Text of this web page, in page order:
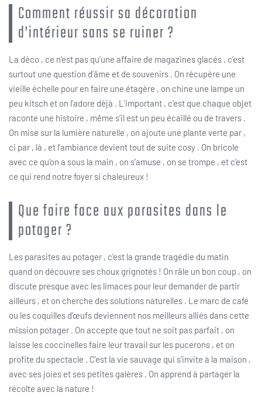
Comment réussir sa décoration
d’intérieur sans se ruiner ?
La déco , ce n’est pas qu’une affaire de magazines glacés , c’est
surtout une question d’âme et de souvenirs . On récupère une
vieille échelle pour en faire une étagère , on chine une lampe un
peu kitsch et on l’adore déjà . L’important , c’est que chaque objet
raconte une histoire , même s’il est un peu écaillé ou de travers .
On mise sur la lumière naturelle , on ajoute une plante verte par ,
ci par , là , et l’ambiance devient tout de suite cosy . On bricole
avec ce qu’on a sous la main , on s’amuse , on se trompe , et c’est
ce qui rend notre foyer si chaleureux !
Que faire face aux parasites dans le
potager ?
Les parasites au potager , c’est la grande tragédie du matin
quand on découvre ses choux grignotés ! On râle un bon coup , on
discute presque avec les limaces pour leur demander de partir
ailleurs , et on cherche des solutions naturelles . Le marc de café
ou les coquilles d’œufs deviennent nos meilleurs alliés dans cette
mission potager . On accepte que tout ne soit pas parfait , on
laisse les coccinelles faire leur travail sur les pucerons , et on
profite du spectacle . C’est la vie sauvage qui s’invite à la maison ,
avec ses joies et ses petites galères . On apprend à partager la
récolte avec la nature !